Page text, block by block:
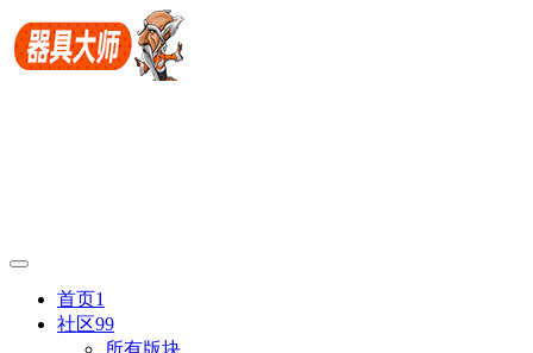
首页1
社区99
所有版块